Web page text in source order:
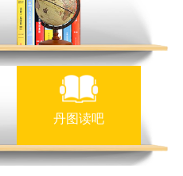
丹图读吧